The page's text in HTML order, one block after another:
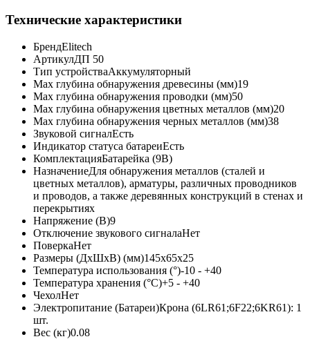
Технические характеристики
БрендElitech
АртикулДП 50
Тип устройстваАккумуляторный
Max глубина обнаружения древесины (мм)19
Max глубина обнаружения проводки (мм)50
Max глубина обнаружения цветных металлов (мм)20
Max глубина обнаружения черных металлов (мм)38
Звуковой сигналЕсть
Индикатор статуса батареиЕсть
КомплектацияБатарейка (9В)
НазначениеДля обнаружения металлов (сталей и
цветных металлов), арматуры, различных проводников
и проводов, а также деревянных конструкций в стенах и
перекрытиях
Напряжение (В)9
Отключение звукового сигналаНет
ПоверкаНет
Размеры (ДхШхВ) (мм)145х65х25
Температура использования (°)-10 - +40
Температура хранения (°С)+5 - +40
ЧехолНет
Электропитание (Батареи)Крона (6LR61;6F22;6KR61): 1
шт.
Вес (кг)0.08